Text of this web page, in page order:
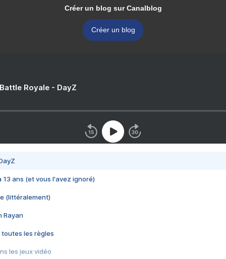
Créer un blog sur Canalblog
Créer un blog
Royale - DayZ
13 ans (et vous l'avez ignoré)
(littéralement)
Rayan
toutes les règles
les jeux vidéo